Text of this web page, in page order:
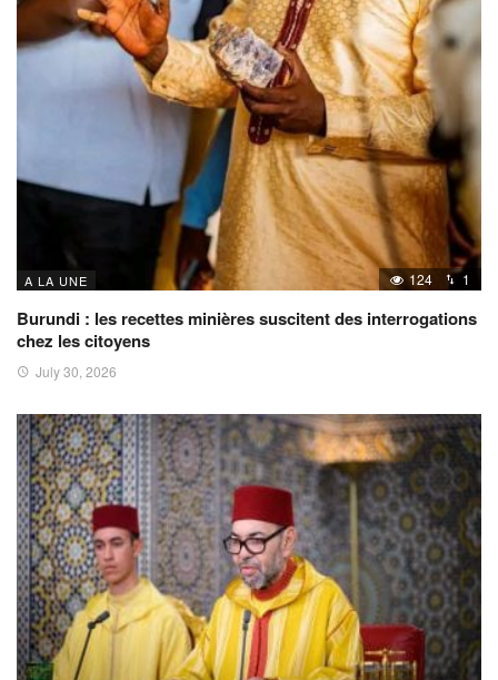
A LA UNE 124 1
Burundi : les recettes minières suscitent des interrogations
chez les citoyens
July 30, 2026